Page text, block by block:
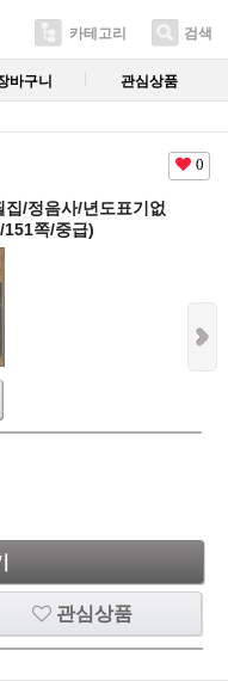
카테고리 검색
바구니 관심상품
0
/정음사/년도표기없
쪽/중급)
관심상품